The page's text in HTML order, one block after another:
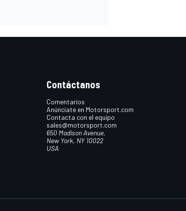
Contáctanos
Comentarios
Anúnciate en Motorsport.com
Contacta con el equipo
sales@motorsport.com
650 Madison Avenue,
New York, NY 10022
USA